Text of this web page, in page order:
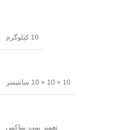
10 کیلوگرم
10 × 10 × 10 سانتیمتر
تعمیر پمپ پنتاکس